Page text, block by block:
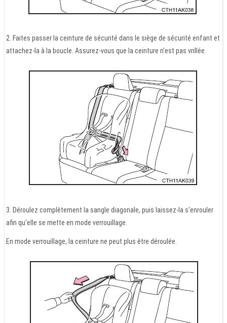
2. Faites passer la ceinture de sécurité dans le siège de sécurité enfant et
attachez-la à la boucle. Assurez-vous que la ceinture n'est pas vrillée.
3. Déroulez complètement la sangle diagonale, puis laissez-la s'enrouler
afin qu'elle se mette en mode verrouillage.
En mode verrouillage, la ceinture ne peut plus être déroulée.